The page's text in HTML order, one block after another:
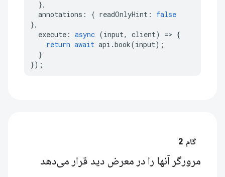
},
annotations : { readOnlyHint :
false
},
execute : async (input, client) => {
return await api .book(input);
}
});
گام 2
مرورگر آنها را در معرض دید قرار می‌دهد